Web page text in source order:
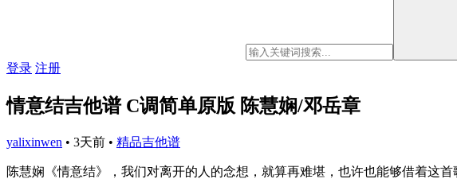
登录 注册
情意结吉他谱 C调简单原版 陈慧娴/邓岳章
yalixinwen • 3天前 • 精品吉他谱
陈慧娴《情意结》，我们对离开的人的念想，就算再难堪，也许也能够借着这